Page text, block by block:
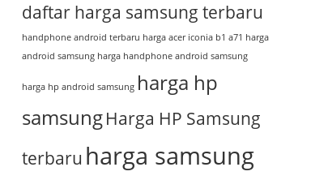
daftar harga samsung terbaru
handphone android terbaru harga acer iconia b1 a71 harga
android samsung harga handphone android samsung
harga hp android samsung harga hp
samsungHarga HP Samsung
terbaru harga samsung